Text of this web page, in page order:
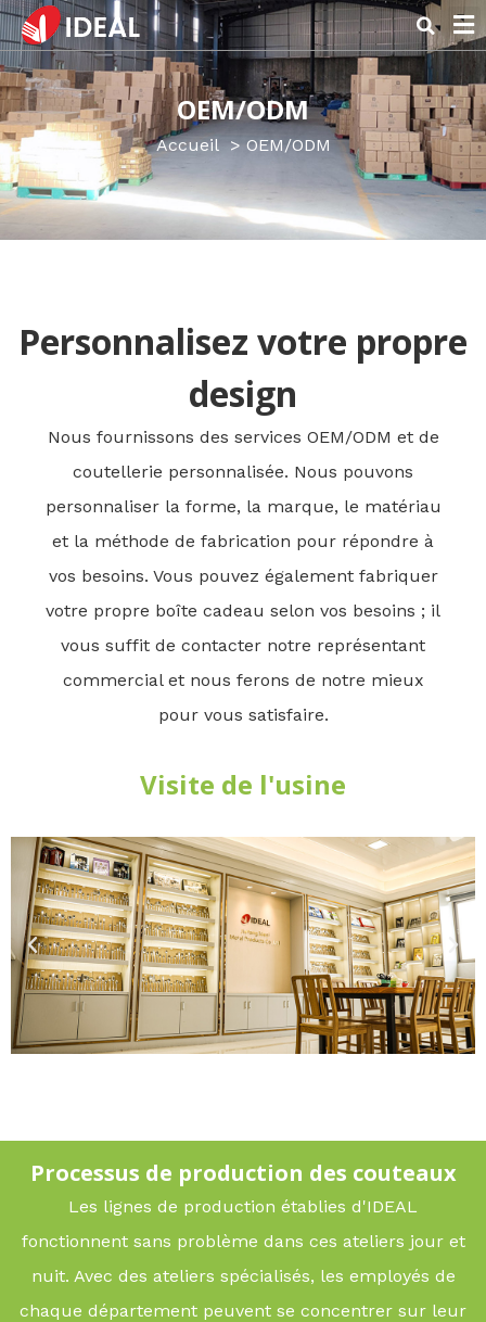
OEM/ODM
Accueil OEM/ODM
Personnalisez votre propre
design
Nous fournissons des services OEM/ODM et de
coutellerie personnalisée. Nous pouvons
personnaliser la forme, la marque, le matériau
et la méthode de fabrication pour répondre à
vos besoins. Vous pouvez également fabriquer
votre propre boîte cadeau selon vos besoins ; il
vous suffit de contacter notre représentant
commercial et nous ferons de notre mieux
pour vous satisfaire.
Visite de l'usine
Processus de production des couteaux
Les lignes de production établies d'IDEAL
fonctionnent sans problème dans ces ateliers jour et
nuit. Avec des ateliers spécialisés, les employés de
chaque département peuvent se concentrer sur leur